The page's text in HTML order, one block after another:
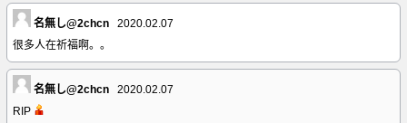
名無し@2chcn
2020.02.07
很多人在祈福啊。。
名無し@2chcn
2020.02.07
RIP